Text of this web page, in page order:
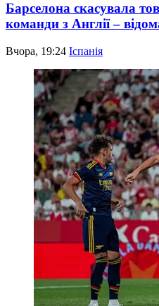
Барселона скасувала
команди з Англії –
Вчора, 19:24 Іспанія